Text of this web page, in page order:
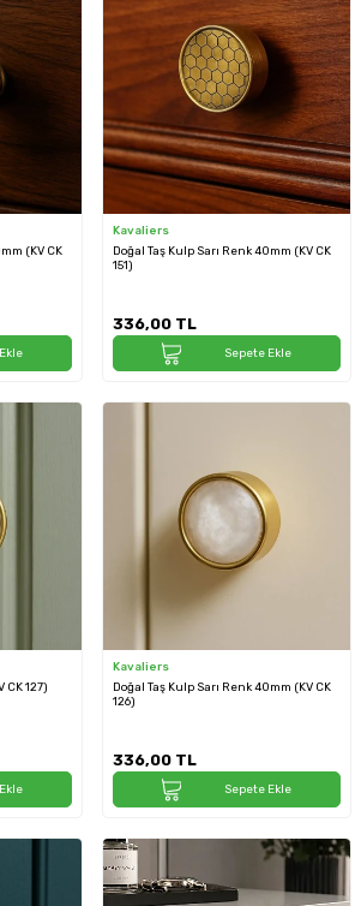
(KV CK
Kavaliers
Doğal Taş Kulp Sarı Renk 40mm (KV CK
151)
336,00 TL
Sepete Ekle
CK 127)
Kavaliers
Doğal Taş Kulp Sarı Renk 40mm (KV CK
126)
336,00 TL
Sepete Ekle